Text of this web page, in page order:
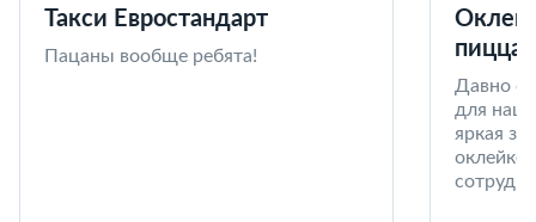
Такси Евростандарт
Пацаны вообще ребята!
пицца
Давно
для
яркая
оклейке